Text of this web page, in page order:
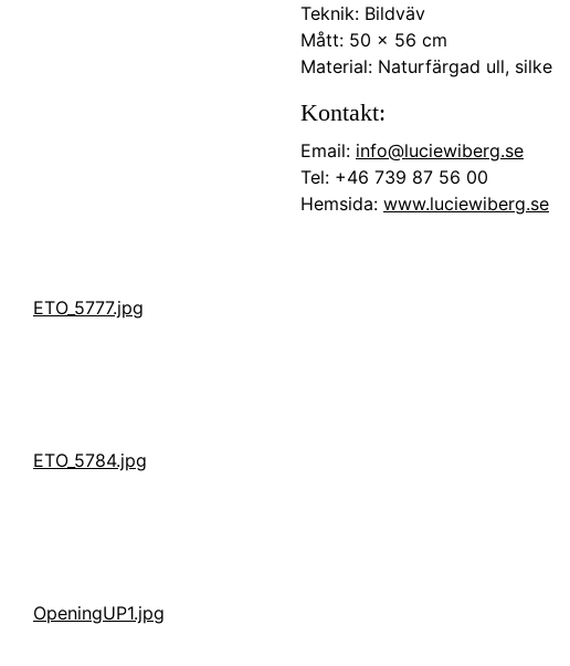
Teknik: Bildväv
Mått: 50 x 56 cm
Material: Naturfärgad ull, silke
Kontakt:
Email: info@luciewiberg.se
Tel: +46 739 87 56 00
Hemsida: www.luciewiberg.se
ETO_5777.jpg
ETO_5784.jpg
OpeningUP1.jpg